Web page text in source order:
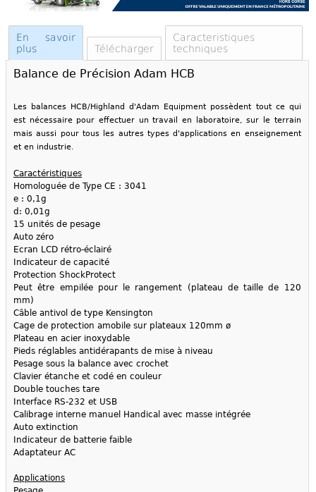
En savoir
plus
Télécharger
Caracteristiques
techniques
Balance de Précision Adam HCB
Les balances HCB/Highland d'Adam Equipment possèdent tout ce qui
est nécessaire pour effectuer un travail en laboratoire, sur le terrain
mais aussi pour tous les autres types d'applications en enseignement
et en industrie.
Caractéristiques
Homologuée de Type CE : 3041
e : 0,1g
d: 0,01g
15 unités de pesage
Auto zéro
Ecran LCD rétro-éclairé
Indicateur de capacité
Protection ShockProtect
Peut être empilée pour le rangement (plateau de taille de 120
mm)
Câble antivol de type Kensington
Cage de protection amobile sur plateaux 120mm ø
Plateau en acier inoxydable
Pieds réglables antidérapants de mise à niveau
Pesage sous la balance avec crochet
Clavier étanche et codé en couleur
Double touches tare
Interface RS-232 et USB
Calibrage interne manuel Handical avec masse intégrée
Auto extinction
Indicateur de batterie faible
Adaptateur AC
Applications